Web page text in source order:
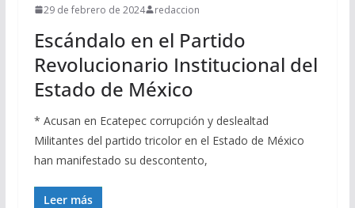
29 de febrero de 2024 redaccion
Escándalo en el Partido
Revolucionario Institucional del
Estado de México
* Acusan en Ecatepec corrupción y deslealtad
Militantes del partido tricolor en el Estado de México
han manifestado su descontento,
Leer más